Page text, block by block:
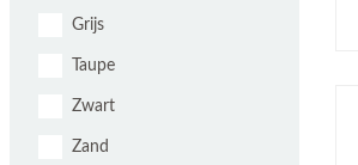
Grijs
Taupe
Zwart
Zand